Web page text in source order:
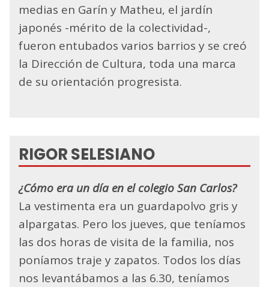
medias en Garín y Matheu, el jardín
japonés -mérito de la colectividad-,
fueron entubados varios barrios y se creó
la Dirección de Cultura, toda una marca
de su orientación progresista.
RIGOR SELESIANO
¿Cómo era un día en el colegio San Carlos?
La vestimenta era un guardapolvo gris y
alpargatas. Pero los jueves, que teníamos
las dos horas de visita de la familia, nos
poníamos traje y zapatos. Todos los días
nos levan­tábamos a las 6.30, teníamos